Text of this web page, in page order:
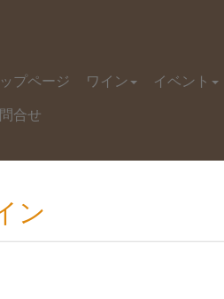
プページ ワイン イベント
合せ
ン